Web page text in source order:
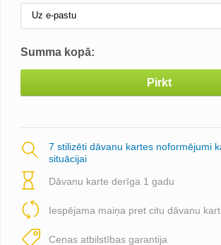
Uz e-pastu
Summa kopā:
Pirkt
7 stilizēti dāvanu kartes noformējumi
situācijai
Dāvanu karte derīga 1 gadu
Iespējama maiņa pret citu dāvanu
Cenas atbilstības garantija